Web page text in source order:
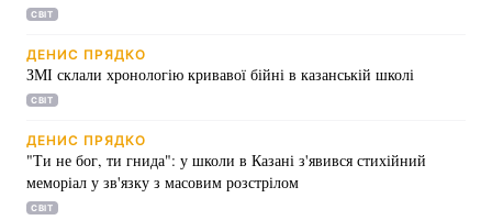
Зброя
Здоров'я Туризм
Екологія Регіони
Лонгріди
СВІТ
ДЕНИС ПРЯДКО
ЗМІ склали хронологію кривавої бійні в казанській школі
СВІТ
ДЕНИС ПРЯДКО
"Ти не бог, ти гнида": у школи в Казані з'явився стихійний
меморіал у зв'язку з масовим розстрілом
СВІТ